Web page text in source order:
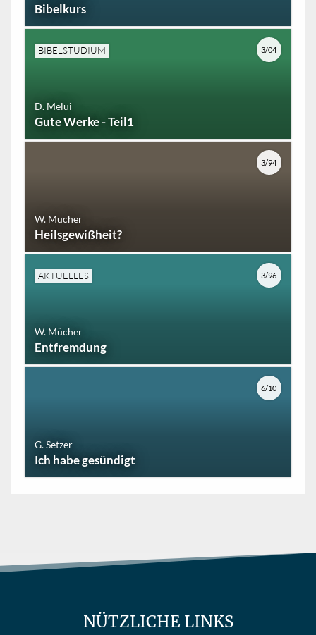
Bibelkurs
BIBELSTUDIUM
D. Melui
Gute Werke - Teil1
3/04
W. Mücher
Heilsgewißheit?
3/94
AKTUELLES
W. Mücher
Entfremdung
3/96
G. Setzer
Ich habe gesündigt
6/10
NÜTZLICHE LINKS